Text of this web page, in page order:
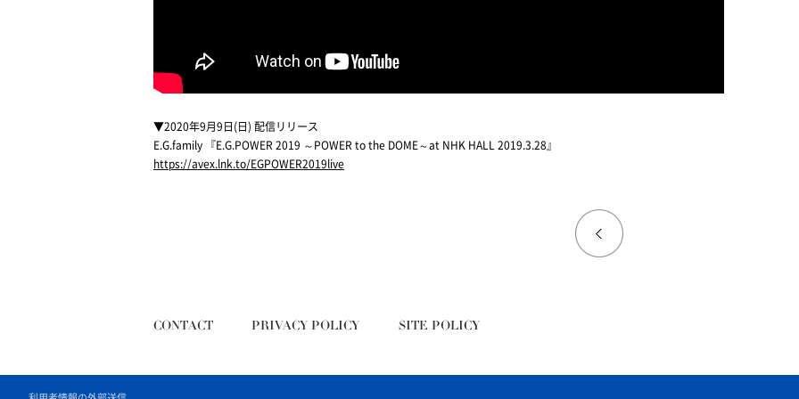
▼2020年9月9日(日) 配信リリース
E.G.family 『E.G.POWER 2019 ～POWER to the DOME～at NHK HALL 2019.3.28』
https://avex.lnk.to/EGPOWER2019live